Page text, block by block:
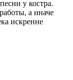
у костра.
а иначе
искренне